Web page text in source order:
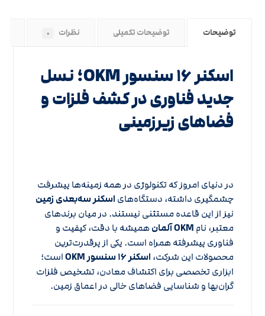
توضیحات توضیحات تکمیلی نظرات ۰
اسکنر ۱۶ سنسور OKM؛ نسل
جدید فناوری در کشف فلزات و
فضاهای زیرزمینی
در دنیای امروز که تکنولوژی در همه زمینه‌ها پیشرفت
چشمگیری داشته، دستگاه‌های اسکنر سه‌بعدی زمین
نیز از این قاعده مستثنی نیستند. در میان برندهای
معتبر، نام OKM آلمان
همیشه با دقت، کیفیت و
فناوری پیشرفته همراه است. یکی از پرقدرت‌ترین
محصولات این شرکت، اسکنر ۱۶ سنسور OKM
است؛
ابزاری تخصصی برای اکتشاف معادن، تشخیص فلزات
گران‌بها و شناسایی فضاهای خالی در اعماق زمین.